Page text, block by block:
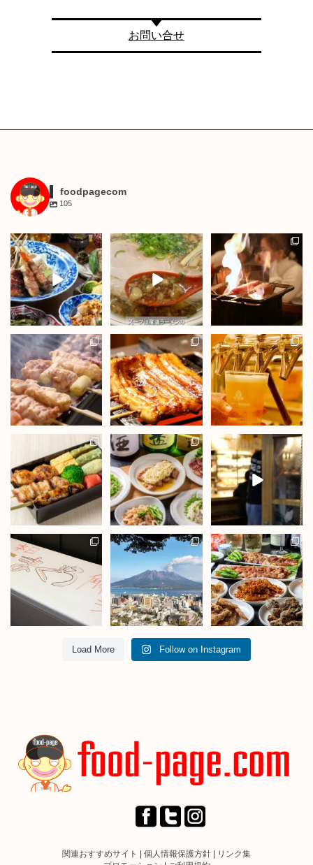
お問い合せ
foodpagecom
105
Load More Follow on Instagram
関連おすすめサイト | 個人情報保護方針 | リンク集